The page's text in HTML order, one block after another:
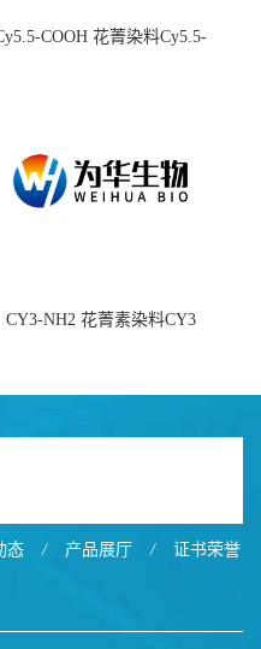
COOH 花菁染料Cy5.5-
CY3-NH2 花菁素染料CY3
态 / 产品展厅 / 证书荣誉